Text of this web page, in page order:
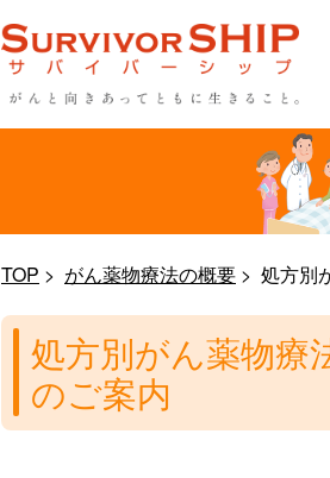
TOP がん薬物療法の概要 処方別
処方別がん薬物療
のご案内